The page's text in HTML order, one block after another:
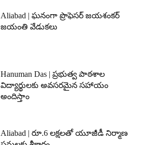
Aliabad | ఘనంగా ప్రొఫెసర్ జయశంకర్
జయంతి వేడుకలు
Hanuman Das | ప్రభుత్వ పాఠశాల
విద్యార్థులకు అవసరమైన సహాయం
అందిస్తాం
Aliabad | రూ.6 లక్షలతో యూజీడీ నిర్మాణ